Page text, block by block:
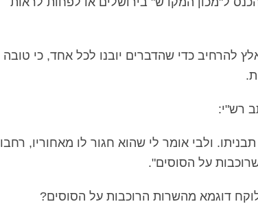
להרחיב כדי שהדברים יובנו לכל אחד, כי טובה
רש"י:
ולבי אומר לי שהוא חגור לו מאחוריו, רחבו
על הסוסים".
דוגמא מהשרות הרוכבות על הסוסים?